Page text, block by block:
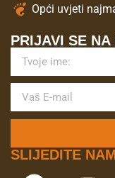
Opći uvjeti
PRIJAVI SE NA
SLIJEDITE